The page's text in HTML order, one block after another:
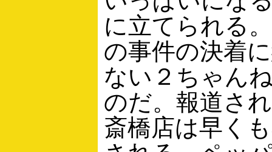
に立てられる
の事件の決着
ない２ちゃん
のだ。報道さ
斎橋店は早く